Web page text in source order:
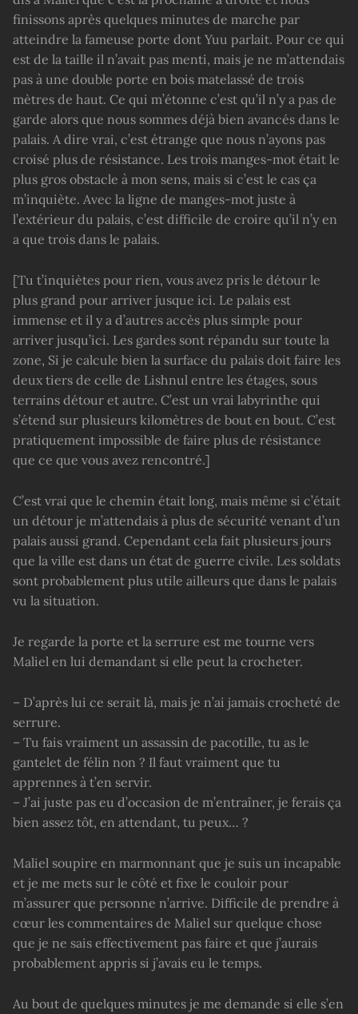
finissons après quelques minutes de marche par
atteindre la fameuse porte dont Yuu parlait. Pour ce qui
est de la taille il n’avait pas menti, mais je ne m’attendais
pas à une double porte en bois matelassé de trois
mètres de haut. Ce qui m’étonne c’est qu’il n’y a pas de
garde alors que nous sommes déjà bien avancés dans le
palais. A dire vrai, c’est étrange que nous n’ayons pas
croisé plus de résistance. Les trois manges-mot était le
plus gros obstacle à mon sens, mais si c’est le cas ça
m’inquiète. Avec la ligne de manges-mot juste à
l’extérieur du palais, c’est difficile de croire qu’il n’y en
a que trois dans le palais.
[Tu t’inquiètes pour rien, vous avez pris le détour le
plus grand pour arriver jusque ici. Le palais est
immense et il y a d’autres accès plus simple pour
arriver jusqu’ici. Les gardes sont répandu sur toute la
zone, Si je calcule bien la surface du palais doit faire les
deux tiers de celle de Lishnul entre les étages, sous
terrains détour et autre. C’est un vrai labyrinthe qui
s’étend sur plusieurs kilomètres de bout en bout. C’est
pratiquement impossible de faire plus de résistance
que ce que vous avez rencontré.]
C’est vrai que le chemin était long, mais même si c’était
un détour je m’attendais à plus de sécurité venant d’un
palais aussi grand. Cependant cela fait plusieurs jours
que la ville est dans un état de guerre civile. Les soldats
sont probablement plus utile ailleurs que dans le palais
vu la situation.
Je regarde la porte et la serrure est me tourne vers
Maliel en lui demandant si elle peut la crocheter.
– D’après lui ce serait là, mais je n’ai jamais crocheté de
serrure.
– Tu fais vraiment un assassin de pacotille, tu as le
gantelet de félin non ? Il faut vraiment que tu
apprennes à t’en servir.
– J’ai juste pas eu d’occasion de m’entraîner, je ferais ça
bien assez tôt, en attendant, tu peux… ?
Maliel soupire en marmonnant que je suis un incapable
et je me mets sur le côté et fixe le couloir pour
m’assurer que personne n’arrive. Difficile de prendre à
cœur les commentaires de Maliel sur quelque chose
que je ne sais effectivement pas faire et que j’aurais
probablement appris si j’avais eu le temps.
Au bout de quelques minutes je me demande si elle s’en